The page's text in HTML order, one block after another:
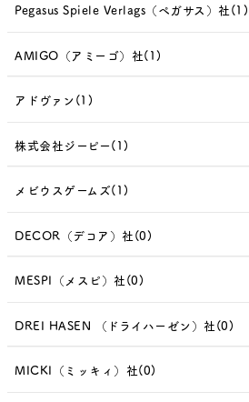
Pegasus Spiele Verlags（ペガサス）社(1)
AMIGO（アミーゴ）社(1)
アドヴァン(1)
株式会社ジーピー(1)
メビウスゲームズ(1)
DECOR（デコア）社(0)
MESPI（メスピ）社(0)
DREI HASEN （ドライハーゼン）社(0)
MICKI（ミッキィ）社(0)